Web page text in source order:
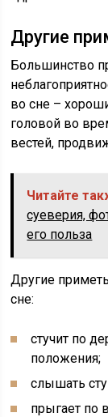
Другие
Большинство
во сне –
головой во
вестей,
Читайте
суеверия,
его польза
Другие
сне:
стучит по
положения;
слышать
прыгает по